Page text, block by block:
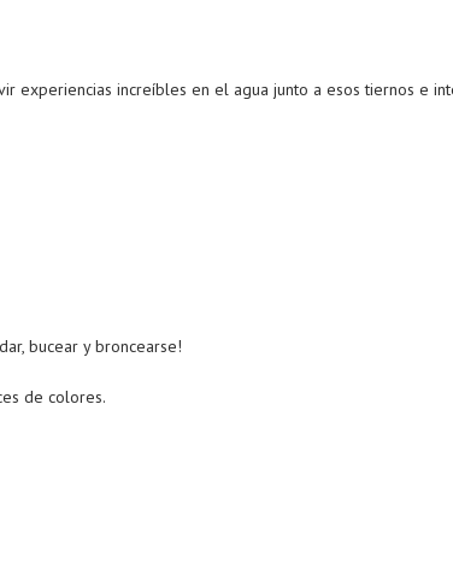
experiencias increíbles en el agua junto a esos tiernos e
bucear y broncearse!
de colores.